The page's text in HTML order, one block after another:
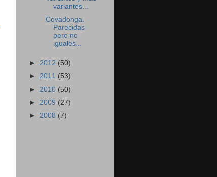
variantes...
Covadonga.
Parecidas
pero no
iguales...
► 2012 (50)
► 2011 (53)
► 2010 (50)
► 2009 (27)
► 2008 (7)